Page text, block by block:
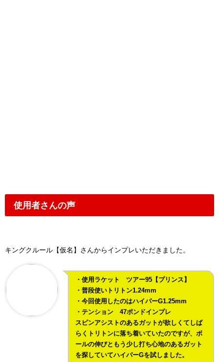
使用者さんの声
キングクルール【仮名】さんからインプレいただきました。
・使用ラケット ツアー95【プリンス】
・普段使いトリトン1.24mm
・今回使用したのはハイパーG1.25mm
・テンション 47ポンドインプレ
スピンアシストのあるガットが欲しくてしば
らくトリトンに落ち着いていたのですが、ボ
ールの伸びともう少し打ち心地のあるガット
を探していてハイパーGを試しました。